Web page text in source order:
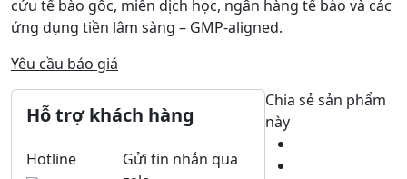
cứu tế bào gốc, miễn dịch học, ngân hàng tế bào và các
ứng dụng tiền lâm sàng – GMP-aligned.
Yêu cầu báo giá
Hỗ trợ khách hàng
Hotline
Gửi tin nhắn qua
Chia sẻ sản phẩm
này